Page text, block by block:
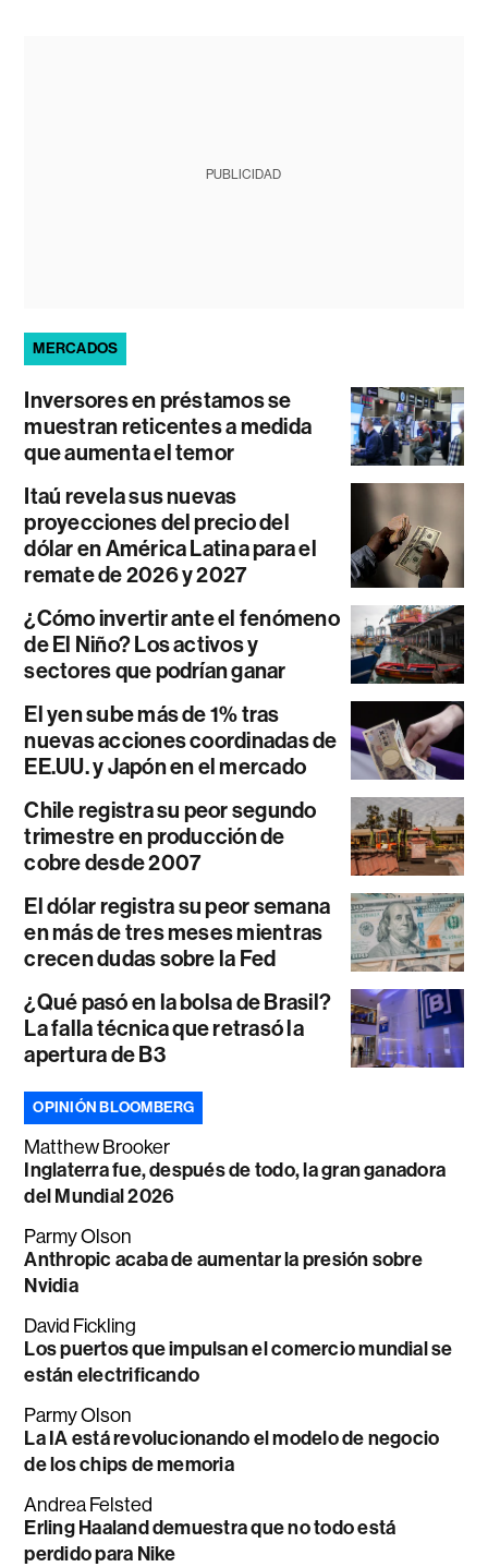
PUBLICIDAD
MERCADOS
Inversores en préstamos se
muestran reticentes a medida
que aumenta el temor
Itaú revela sus nuevas
proyecciones del precio del
dólar en América Latina para el
remate de 2026 y 2027
¿Cómo invertir ante el fenómeno
de El Niño? Los activos y
sectores que podrían ganar
El yen sube más de 1% tras
nuevas acciones coordinadas de
EE.UU. y Japón en el mercado
Chile registra su peor segundo
trimestre en producción de
cobre desde 2007
El dólar registra su peor semana
en más de tres meses mientras
crecen dudas sobre la Fed
¿Qué pasó en la bolsa de Brasil?
La falla técnica que retrasó la
apertura de B3
OPINIÓN BLOOMBERG
Matthew Brooker
Inglaterra fue, después de todo, la gran ganadora
del Mundial 2026
Parmy Olson
Anthropic acaba de aumentar la presión sobre
Nvidia
David Fickling
Los puertos que impulsan el comercio mundial se
están electrificando
Parmy Olson
La IA está revolucionando el modelo de negocio
de los chips de memoria
Andrea Felsted
Erling Haaland demuestra que no todo está
perdido para Nike